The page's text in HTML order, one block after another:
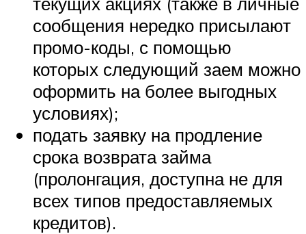
сообщения нередко присылают
промо-коды, с помощью
которых следующий заем можно
оформить на более выгодных
условиях);
подать заявку на продление
срока возврата займа
(пролонгация, доступна не для
всех типов предоставляемых
кредитов).